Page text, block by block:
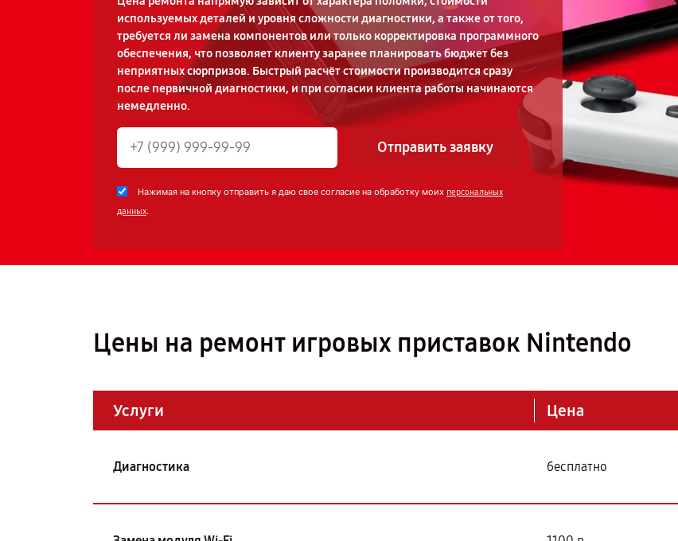
используемых деталей и уровня сложности диагностики, а также от того,
требуется ли замена компонентов или только корректировка программного
обеспечения, что позволяет клиенту заранее планировать бюджет без
неприятных сюрпризов. Быстрый расчёт стоимости производится сразу
после первичной диагностики, и при согласии клиента работы начинаются
немедленно.
Отправить заявку
Нажимая на кнопку отправить я даю свое согласие на обработку моих персональных
данных.
Цены на ремонт игровых приставок Nintendo
Услуги Цена
Диагностика бесплатно